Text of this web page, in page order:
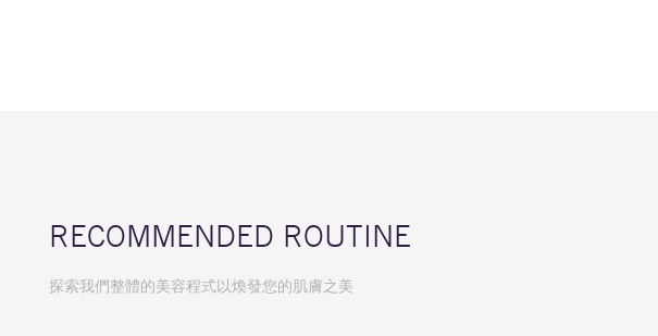
RECOMMENDED ROUTINE
探索我們整體的美容程式以煥發您的肌膚之美